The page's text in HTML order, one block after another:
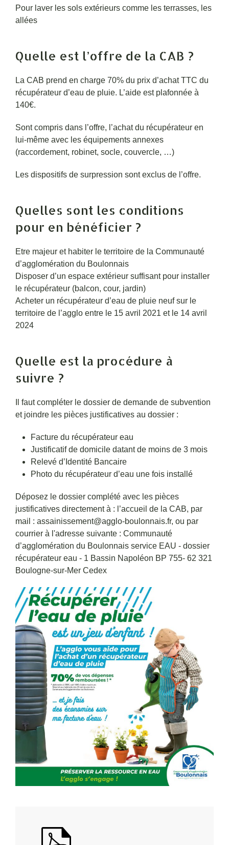
Pour laver les sols extérieurs comme les terrasses, les
allées
Quelle est l’offre de la CAB ?
La CAB prend en charge 70% du prix d’achat TTC du
récupérateur d’eau de pluie. L’aide est plafonnée à
140€.
Sont compris dans l’offre, l’achat du récupérateur en
lui-même avec les équipements annexes
(raccordement, robinet, socle, couvercle, …)
Les dispositifs de surpression sont exclus de l’offre.
Quelles sont les conditions
pour en bénéficier ?
Etre majeur et habiter le territoire de la Communauté
d’agglomération du Boulonnais
Disposer d’un espace extérieur suffisant pour installer
le récupérateur (balcon, cour, jardin)
Acheter un récupérateur d’eau de pluie neuf sur le
territoire de l’agglo entre le 15 avril 2021 et le 14 avril
2024
Quelle est la procédure à
suivre ?
Il faut compléter le dossier de demande de subvention
et joindre les pièces justificatives au dossier :
Facture du récupérateur eau
Justificatif de domicile datant de moins de 3 mois
Relevé d’Identité Bancaire
Photo du récupérateur d’eau une fois installé
Déposez le dossier complété avec les pièces
justificatives directement à : l’accueil de la CAB, par
mail : assainissement@agglo-boulonnais.fr, ou par
courrier à l'adresse suivante : Communauté
d’agglomération du Boulonnais service EAU - dossier
récupérateur eau - 1 Bassin Napoléon BP 755- 62 321
Boulogne-sur-Mer Cedex